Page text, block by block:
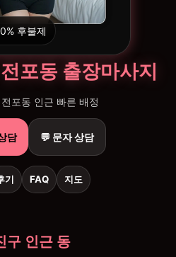
후불제
포동 출장마사지
포동 인근 빠른 배정
담 💬 문자 상담
기 FAQ 지도
구 인근 동